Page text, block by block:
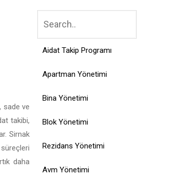
sade ve
takibi,
Sirnak
daha
Aidat Takip Programı
Apartman Yönetimi
Bina Yönetimi
Blok Yönetimi
Rezidans Yönetimi
Avm Yönetimi